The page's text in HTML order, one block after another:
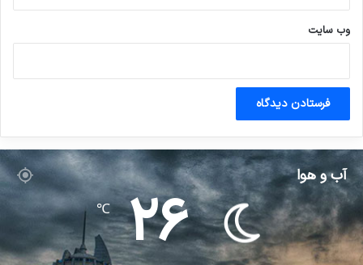
وب‌ سایت
آب و هوا
26
℃